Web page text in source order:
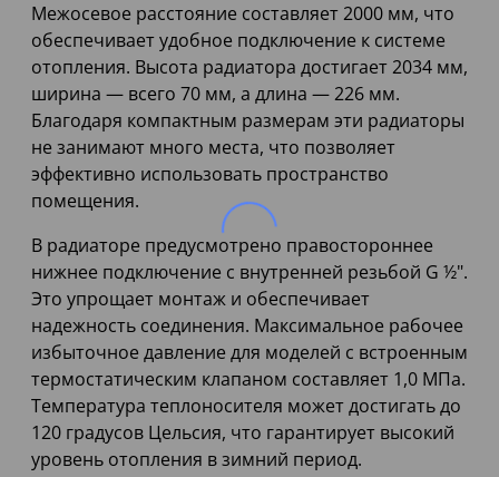
Межосевое расстояние составляет 2000 мм, что
обеспечивает удобное подключение к системе
отопления. Высота радиатора достигает 2034 мм,
ширина — всего 70 мм, а длина — 226 мм.
Благодаря компактным размерам эти радиаторы
не занимают много места, что позволяет
эффективно использовать пространство
помещения.
В радиаторе предусмотрено правостороннее
нижнее подключение с внутренней резьбой G ½".
Это упрощает монтаж и обеспечивает
надежность соединения. Максимальное рабочее
избыточное давление для моделей с встроенным
термостатическим клапаном составляет 1,0 МПа.
Температура теплоносителя может достигать до
120 градусов Цельсия, что гарантирует высокий
уровень отопления в зимний период.